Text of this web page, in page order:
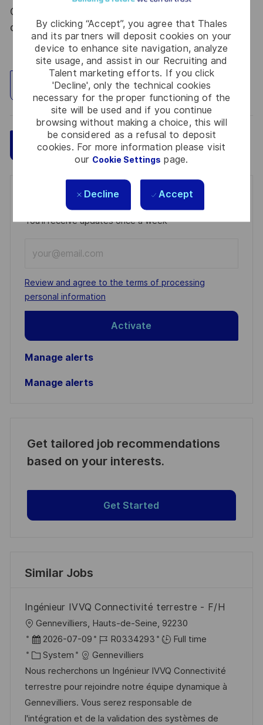
By clicking “Accept”, you agree that Thales
and its partners will deposit cookies on your
device to enhance site navigation, analyze
site usage, and assist in our Recruiting and
Talent marketing efforts. If you click
'Decline', only the technical cookies
necessary for the proper functioning of the
site will be used and if you continue
browsing without making a choice, this will
be considered as a refusal to deposit
cookies. For more information please visit
our Cookie Settings page.
Decline Accept
Code de la défense et de l’IGI 1300 SGDSN/PSE
du 09 août 2021.
Explore Location
Apply Now Save
Get notified for similar jobs
You'll receive updates once a week
Email
address
(Required)
Required
Review and agree to the terms of processing
personal information
Activate
Manage alerts
Manage alerts
Get tailored job recommendations
based on your interests.
Get Started
Similar Jobs
Ingénieur IVVQ Connectivité terrestre - F/H
L
o
c
a
t
i
o
Gennevilliers, Hauts-de-Seine, 92230
P
o
s
t
e
d
2026-07-09
J
o
b
I
d
R0334293
Full time
C
a
t
e
g
System
Gennevilliers
Nous recherchons un Ingénieur IVVQ Connectivité
terrestre pour rejoindre notre équipe dynamique à
Gennevilliers. Vous serez responsable de
l'intégration et de la validation des systèmes de